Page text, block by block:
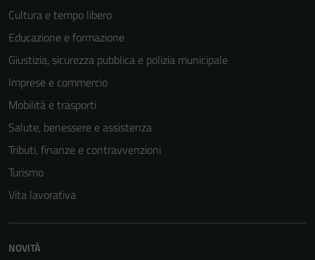
Cultura e tempo libero
Educazione e formazione
Giustizia, sicurezza pubblica e polizia municipale
Imprese e commercio
Mobilità e trasporti
Salute, benessere e assistenza
Tributi, finanze e contravvenzioni
Turismo
Vita lavorativa
NOVITÀ